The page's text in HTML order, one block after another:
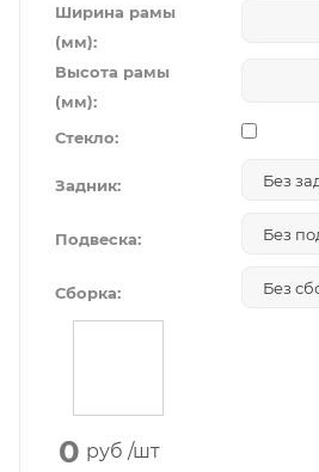
Ширина рамы
(мм):
Высота рамы
(мм):
Стекло:
Задник:
Подвеска:
Сборка:
0 руб /шт